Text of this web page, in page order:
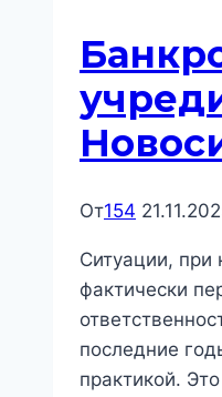
От154
Ситуации, при
фактически
последние
практикой.